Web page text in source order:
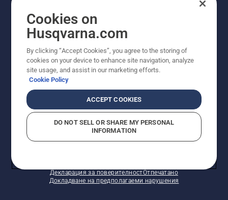
Други сайтове на Husqvarna
© Husqvarna AB (публ). Всички права запазени.
Декларация за поверителностОтпечатано
Докладване на предполагаеми нарушения
Cookies on
Husqvarna.com
By clicking “Accept Cookies”, you agree to the storing of
cookies on your device to enhance site navigation, analyze
site usage, and assist in our marketing efforts.
Cookie Policy
ACCEPT COOKIES
DO NOT SELL OR SHARE MY PERSONAL
INFORMATION